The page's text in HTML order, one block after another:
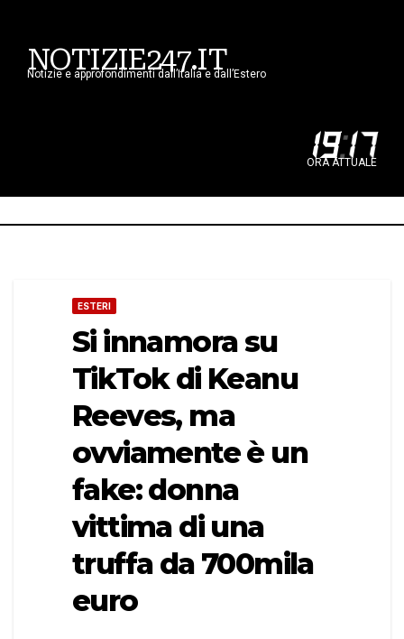
NOTIZIE247.IT
Notizie e approfondimenti dall’Italia e dall’Estero
19:17
ORA ATTUALE
ESTERI
Si innamora su
TikTok di Keanu
Reeves, ma
ovviamente è un
fake: donna
vittima di una
truffa da 700mila
euro